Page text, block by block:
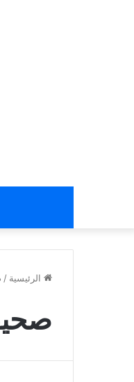
الرئيسية /